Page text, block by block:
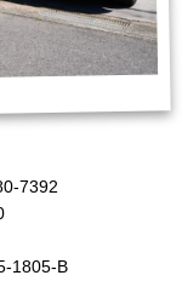
7392
1805-B